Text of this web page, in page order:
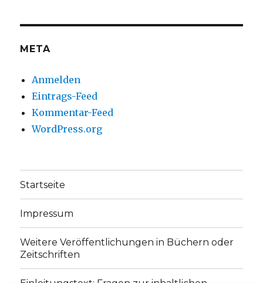
anzeigenanzeigen
META
Anmelden
Eintrags-Feed
Kommentar-Feed
WordPress.org
Startseite
Impressum
Weitere Veröffentlichungen in Büchern oder
Zeitschriften